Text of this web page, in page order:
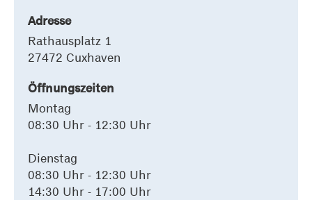
Adresse
Rathausplatz 1
27472 Cuxhaven
Öffnungszeiten
Montag
08:30 Uhr - 12:30 Uhr
Dienstag
08:30 Uhr - 12:30 Uhr
14:30 Uhr - 17:00 Uhr